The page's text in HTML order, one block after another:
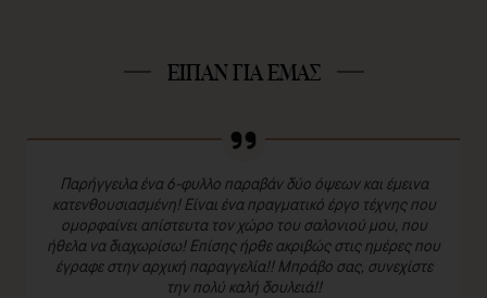
ΕΙΠΑΝ ΓΙΑ ΕΜΑΣ
Παρήγγειλα ένα 6-φυλλο παραβάν δύο όψεων και έμεινα
κατενθουσιασμένη! Είναι ένα πραγματικό έργο τέχνης που
ομορφαίνει απίστευτα τον χώρο του σαλονιού μου, που
ήθελα να διαχωρίσω! Επίσης ήρθε ακριβώς στις ημέρες που
έγραφε στην αρχική παραγγελία!! Μπράβο σας, συνεχίστε
την πολύ καλή δουλειά!!